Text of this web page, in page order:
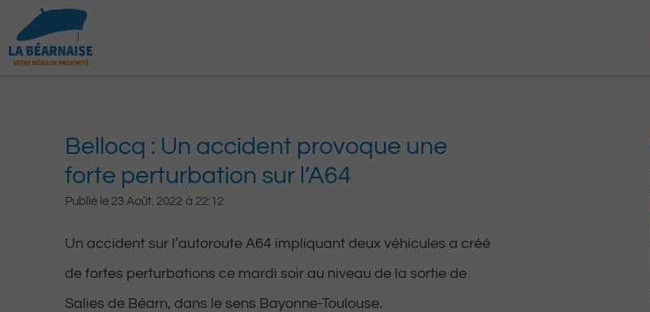
contenu
Bellocq : Un accident provoque une
forte perturbation sur l’A64
Publié le 23 Août. 2022 à 22:12
Un accident sur l’autoroute A64 impliquant deux véhicules a créé
de fortes perturbations ce mardi soir au niveau de la sortie de
Salies de Béarn, dans le sens Bayonne-Toulouse.